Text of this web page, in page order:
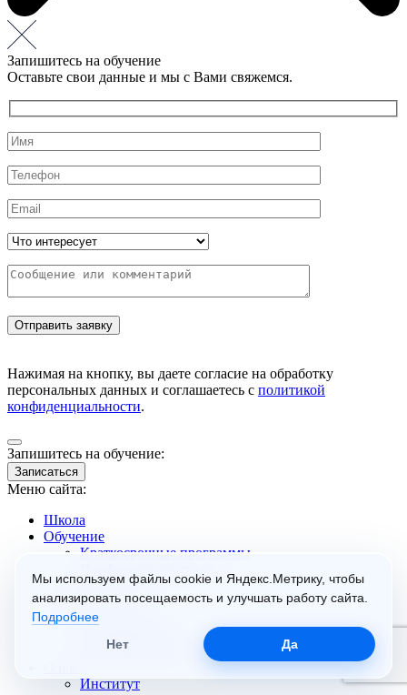
Мы используем файлы cookie и Яндекс.Метрику, чтобы
анализировать посещаемость и улучшать работу сайта.
Подробнее
Нет
Да
Запишитесь на обучение
Оставьте свои данные и мы с Вами свяжемся.
Нажимая на кнопку, вы даете согласие на обработку
персональных данных и соглашаетесь с политикой
конфиденциальности.
Запишитесь на обучение:
Записаться
Меню сайта:
Школа
Обучение
Краткосрочные программы
Семинары
Группы
Социальные
Терапевтические
Институт